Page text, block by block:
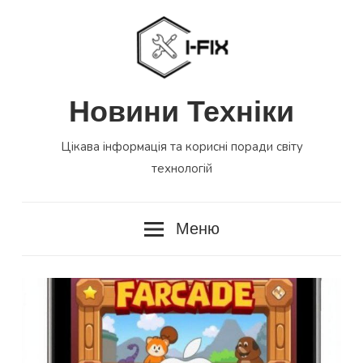
Новини Техніки
Цікава інформація та корисні поради світу
технологій
Меню